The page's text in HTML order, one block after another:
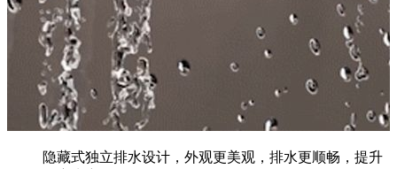
隐藏式独立排水设计，外观更美观，排水更顺畅，提升